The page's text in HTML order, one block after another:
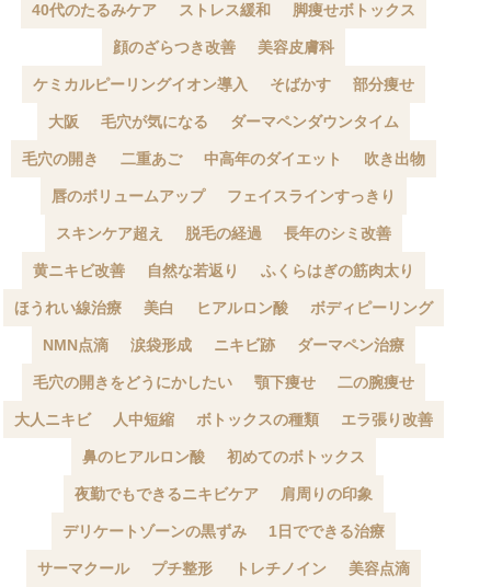
40代のたるみケア ストレス緩和 脚痩せボトックス
顔のざらつき改善 美容皮膚科
ケミカルピーリングイオン導入 そばかす 部分痩せ
大阪 毛穴が気になる ダーマペンダウンタイム
毛穴の開き 二重あご 中高年のダイエット 吹き出物
唇のボリュームアップ フェイスラインすっきり
スキンケア超え 脱毛の経過 長年のシミ改善
黄ニキビ改善 自然な若返り ふくらはぎの筋肉太り
ほうれい線治療 美白 ヒアルロン酸 ボディピーリング
NMN点滴 涙袋形成 ニキビ跡 ダーマペン治療
毛穴の開きをどうにかしたい 顎下痩せ 二の腕痩せ
大人ニキビ 人中短縮 ボトックスの種類 エラ張り改善
鼻のヒアルロン酸 初めてのボトックス
夜勤でもできるニキビケア 肩周りの印象
デリケートゾーンの黒ずみ 1日でできる治療
サーマクール プチ整形 トレチノイン 美容点滴